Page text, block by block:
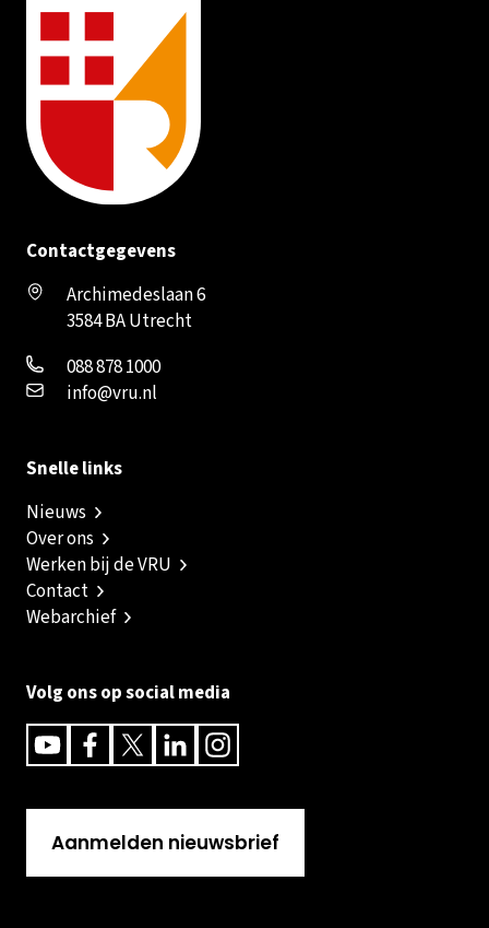
Contactgegevens
Archimedeslaan 6
3584 BA Utrecht
088 878 1000
info@vru.nl
Snelle links
Nieuws
Over ons
Werken bij de VRU
Contact
Webarchief
Volg ons op social media
YoutubeFacebookTwitterLinkedinInstagram
Aanmelden nieuwsbrief